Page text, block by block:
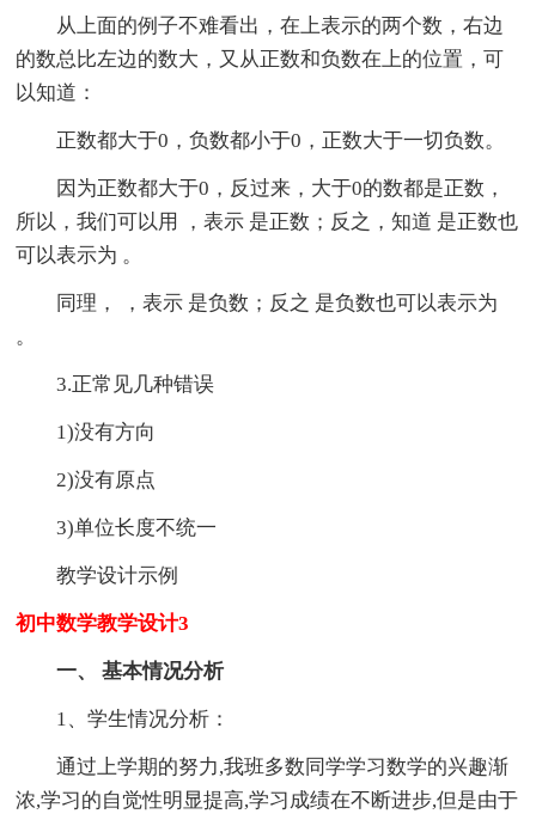
从上面的例子不难看出，在上表示的两个数，右边
的数总比左边的数大，又从正数和负数在上的位置，可
以知道：
正数都大于0，负数都小于0，正数大于一切负数。
因为正数都大于0，反过来，大于0的数都是正数，
所以，我们可以用 ，表示 是正数；反之，知道 是正数也
可以表示为 。
同理， ，表示 是负数；反之 是负数也可以表示为
。
3.正常见几种错误
1)没有方向
2)没有原点
3)单位长度不统一
教学设计示例
初中数学教学设计3
一、 基本情况分析
1、学生情况分析：
通过上学期的努力,我班多数同学学习数学的兴趣渐
浓,学习的自觉性明显提高,学习成绩在不断进步,但是由于